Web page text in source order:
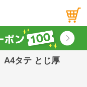
A4タテ とじ厚